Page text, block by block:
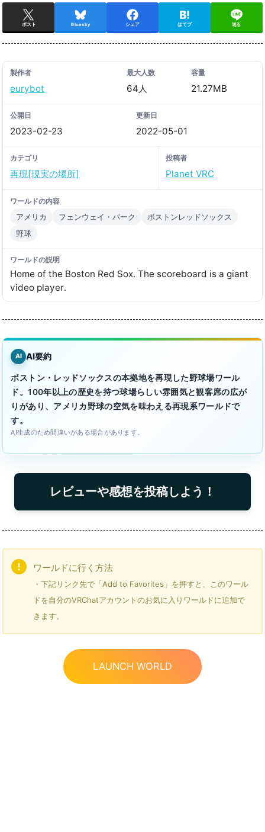
ポスト Bluesky シェア はてブ 送る
製作者
eurybot
最大人数
64人
容量
21.27MB
公開日
2023-02-23
更新日
2022-05-01
カテゴリ
再現[現実の場所]
投稿者
Planet VRC
ワールドの内容
アメリカ フェンウェイ・パーク
ボストンレッドソックス
野球
ワールドの説明
Home of the Boston Red Sox․ The scoreboard is a giant
video player․
AI AI要約
ボストン・レッドソックスの本拠地を再現した野球場ワール
ド。100年以上の歴史を持つ球場らしい雰囲気と観客席の広が
りがあり、アメリカ野球の空気を味わえる再現系ワールドで
す。
AI生成のため間違いがある場合があります。
レビューや感想を投稿しよう！
ワールドに行く方法
・下記リンク先で「Add to Favorites」を押すと、このワール
ドを自分のVRChatアカウントのお気に入りワールドに追加で
きます。
LAUNCH WORLD